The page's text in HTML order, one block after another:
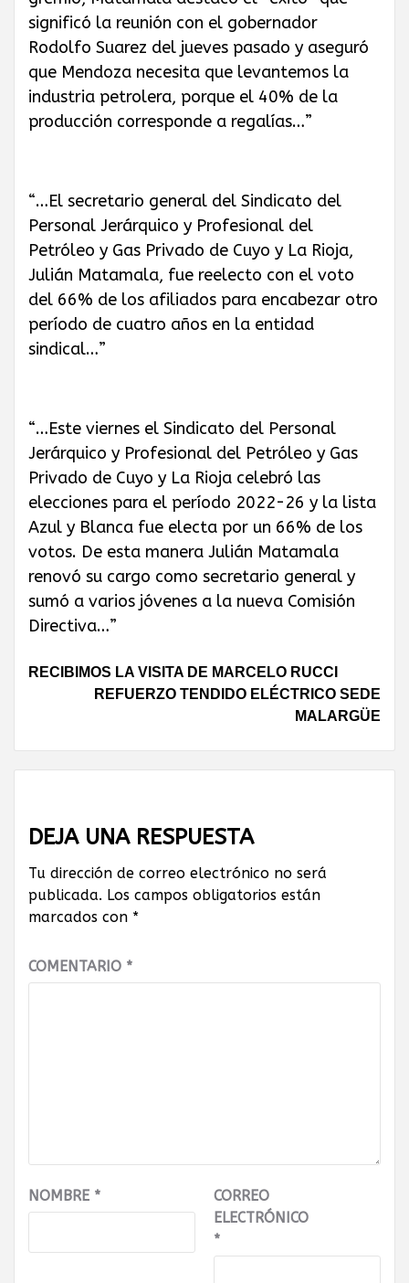
significó la reunión con el gobernador
Rodolfo Suarez del jueves pasado y aseguró
que Mendoza necesita que levantemos la
industria petrolera, porque el 40% de la
producción corresponde a regalías…”
“…El secretario general del Sindicato del
Personal Jerárquico y Profesional del
Petróleo y Gas Privado de Cuyo y La Rioja,
Julián Matamala, fue reelecto con el voto
del 66% de los afiliados para encabezar otro
período de cuatro años en la entidad
sindical…”
“…Este viernes el Sindicato del Personal
Jerárquico y Profesional del Petróleo y Gas
Privado de Cuyo y La Rioja celebró las
elecciones para el período 2022-26 y la lista
Azul y Blanca fue electa por un 66% de los
votos. De esta manera Julián Matamala
renovó su cargo como secretario general y
sumó a varios jóvenes a la nueva Comisión
Directiva…”
Continue
Reading
RECIBIMOS LA VISITA DE MARCELO RUCCI
REFUERZO TENDIDO ELÉCTRICO SEDE
MALARGÜE
DEJA UNA RESPUESTA
Tu dirección de correo electrónico no será
publicada. Los campos obligatorios están
marcados con *
COMENTARIO *
NOMBRE *
CORREO
ELECTRÓNICO
*